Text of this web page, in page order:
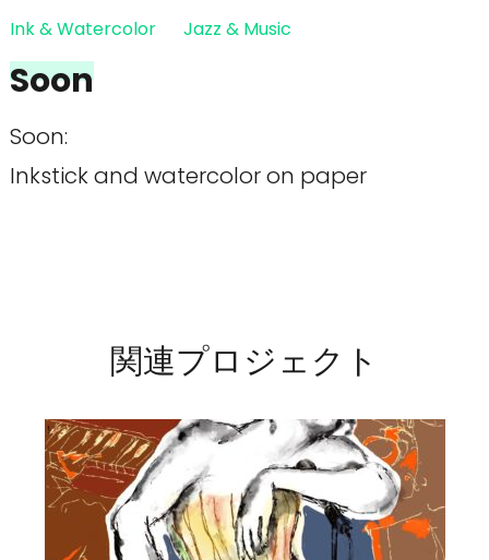
Ink & Watercolor Jazz & Music
Soon
Soon:
Inkstick and watercolor on paper
関連プロジェクト